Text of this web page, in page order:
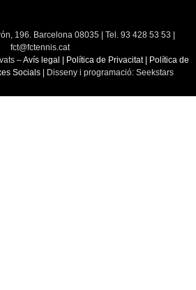
196. Barcelona 08035 | Tel. 93 428 53 53 |
fct@fctennis.cat
–Avís legal Política de Privacitat
Política de
Socials | Disseny i programació: Seekstars